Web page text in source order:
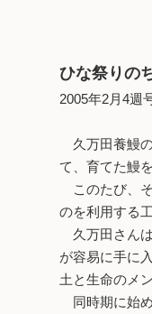
ひな祭りの
2005年2月4週
久万田養鰻
て、育てた鰻
このたび、
のを利用する
久万田さん
が容易に手に
土と生命のメ
同時期に始め